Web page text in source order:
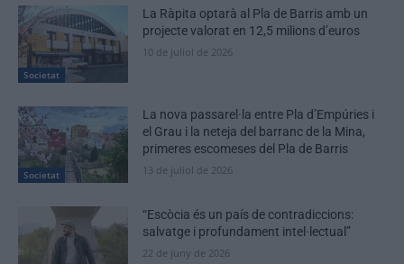
Societat
La Ràpita optarà al Pla de Barris amb un
projecte valorat en 12,5 milions d’euros
10 de juliol de 2026
Societat
La nova passarel·la entre Pla d’Empúries i
el Grau i la neteja del barranc de la Mina,
primeres escomeses del Pla de Barris
13 de juliol de 2026
“Escòcia és un país de contradiccions:
salvatge i profundament intel·lectual”
22 de juny de 2026